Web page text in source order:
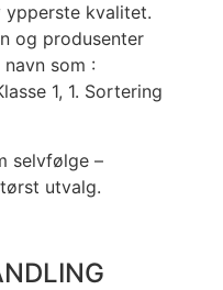
ypperste kvalitet.
og produsenter
som :
1, 1. Sortering
selvfølge –
utvalg.